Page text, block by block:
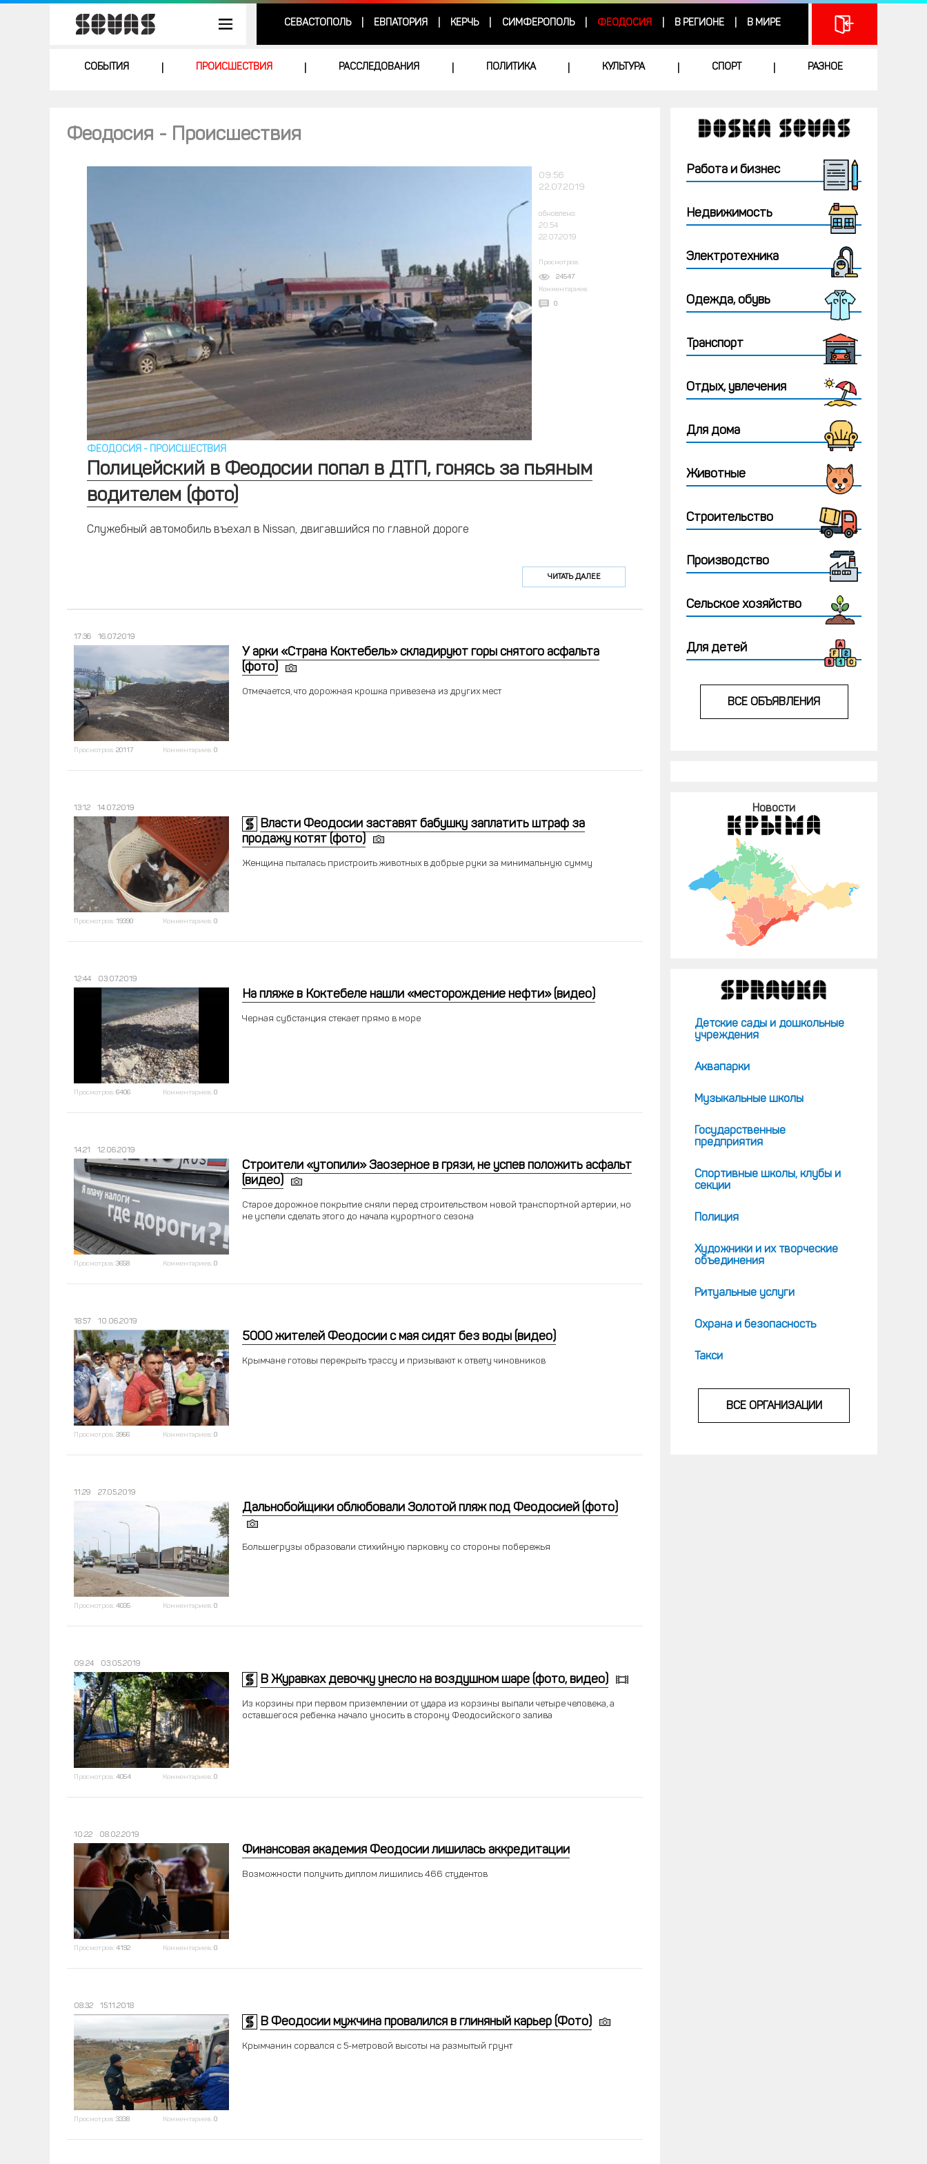
СЕВАСТОПОЛЬ ЕВПАТОРИЯ КЕРЧЬ СИМФЕРОПОЛЬ ФЕОДОСИЯ В РЕГИОНЕ В МИРЕ
СОБЫТИЯ ПРОИСШЕСТВИЯ РАССЛЕДОВАНИЯ ПОЛИТИКА КУЛЬТУРА СПОРТ РАЗНОЕ
Феодосия - Происшествия
ФЕОДОСИЯ - ПРОИСШЕСТВИЯ
09:56
22.07.2019
обновлено:
20:54
22.07.2019
Просмотров:
24547
Комментариев:
0
Полицейский в Феодосии попал в ДТП, гонясь за пьяным
водителем (фото)
Служебный автомобиль въехал в Nissan, двигавшийся по главной дороге
ЧИТАТЬ ДАЛЕЕ
17:36 16.07.2019
Просмотров: 20117 Комментариев: 0
У арки «Страна Коктебель» складируют горы снятого асфальта
(фото)
Отмечается, что дорожная крошка привезена из других мест
13:12 14.07.2019
Просмотров: 19390 Комментариев: 0
Власти Феодосии заставят бабушку заплатить штраф за
продажу котят (фото)
Женщина пыталась пристроить животных в добрые руки за минимальную сумму
12:44 03.07.2019
Просмотров: 6406 Комментариев: 0
На пляже в Коктебеле нашли «месторождение нефти» (видео)
Черная субстанция стекает прямо в море
14:21 12.06.2019
Просмотров: 3658 Комментариев: 0
Строители «утопили» Заозерное в грязи, не успев положить асфальт
(видео)
Старое дорожное покрытие сняли перед строительством новой транспортной артерии, но
не успели сделать этого до начала курортного сезона
18:57 10.06.2019
Просмотров: 3966 Комментариев: 0
5000 жителей Феодосии с мая сидят без воды (видео)
Крымчане готовы перекрыть трассу и призывают к ответу чиновников
11:29 27.05.2019
Просмотров: 4035 Комментариев: 0
Дальнобойщики облюбовали Золотой пляж под Феодосией (фото)
Большегрузы образовали стихийную парковку со стороны побережья
09:24 03.05.2019
Просмотров: 4054 Комментариев: 0
В Журавках девочку унесло на воздушном шаре (фото, видео)
Из корзины при первом приземлении от удара из корзины выпали четыре человека, а
оставшегося ребенка начало уносить в сторону Феодосийского залива
10:22 08.02.2019
Просмотров: 4192 Комментариев: 0
Финансовая академия Феодосии лишилась аккредитации
Возможности получить диплом лишились 466 студентов
08:32 15.11.2018
Просмотров: 3338 Комментариев: 0
В Феодосии мужчина провалился в глиняный карьер (Фото)
Крымчанин сорвался с 5-метровой высоты на размытый грунт
Работа и бизнес
Недвижимость
Электротехника
Одежда, обувь
Транспорт
Отдых, увлечения
Для дома
Животные
Строительство
Производство
Сельское хозяйство
Для детей
ВСЕ ОБЪЯВЛЕНИЯ
Новости
Детские сады и дошкольные
учреждения
Аквапарки
Музыкальные школы
Государственные
предприятия
Спортивные школы, клубы и
секции
Полиция
Художники и их творческие
объединения
Ритуальные услуги
Охрана и безопасность
Такси
ВСЕ ОРГАНИЗАЦИИ